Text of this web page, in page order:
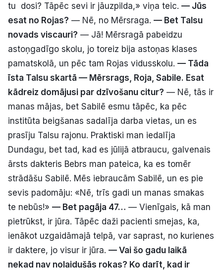
tu dosi? Tāpēc sevi ir jāuzpilda,» viņa teic. — Jūs
esat no Rojas? — Nē, no Mērsraga. — Bet Talsu
novads viscauri? — Jā! Mērsragā pabeidzu
astoņgadīgo skolu, jo toreiz bija astoņas klases
pamatskolā, un pēc tam Rojas vidusskolu. — Tāda
īsta Talsu skartā — Mērsrags, Roja, Sabile. Esat
kādreiz domājusi par dzīvošanu citur? — Nē, tās ir
manas mājas, bet Sabilē esmu tāpēc, ka pēc
institūta beigšanas sadalīja darba vietas, un es
prasīju Talsu rajonu. Praktiski man iedalīja
Dundagu, bet tad, kad es jūlijā atbraucu, galvenais
ārsts dakteris Bebrs man pateica, ka es tomēr
strādāšu Sabilē. Mēs iebraucām Sabilē, un es pie
sevis padomāju: «Nē, trīs gadi un manas smakas
te nebūs!» — Bet pagāja 47… — Vienīgais, kā man
pietrūkst, ir jūra. Tāpēc daži pacienti smejas, ka,
ienākot uzgaidāmajā telpā, var saprast, no kurienes
ir daktere, jo visur ir jūra. — Vai šo gadu laikā
nekad nav nolaidušās rokas? Ko darīt, kad ir